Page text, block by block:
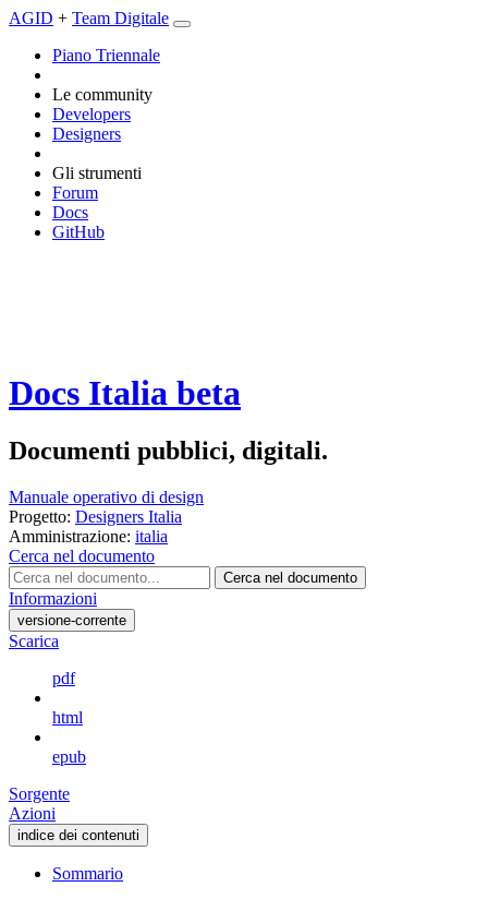
AGID + Team Digitale
Piano Triennale
Le community
Developers
Designers
Gli strumenti
Forum
Docs
GitHub
Docs Italia beta
Documenti pubblici, digitali.
Manuale operativo di design
Progetto: Designers Italia
Amministrazione: italia
Cerca nel documento
Cerca nel documento
Informazioni
versione-corrente
Scarica
pdf
html
epub
Sorgente
Azioni
indice dei contenuti
Sommario